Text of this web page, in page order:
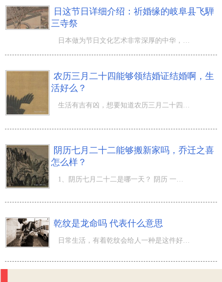
日这节日详细介绍：祈婚缘的岐阜县飞騨
三寺祭
农历三月二十四能够领结婚证结婚啊，生
活好么？
阴历七月二十二能够搬新家吗，乔迁之喜
怎么样？
1、阴历七月二十二是哪一天？ 阴历 一七年 七月 廿二日 小 (农历) 阳历 10月 12日 星期二 巨蟹座 (阳历) 【
乾纹是龙命吗 代表什么意思
日常生活，有着乾纹会给人一种是这件好运的事儿，许多人感觉乾纹是龙命，那样的人要获得某些好运，衣食住行